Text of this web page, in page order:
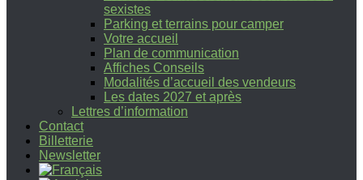
sexistes
Parking et terrains pour camper
Votre accueil
Plan de communication
Affiches Conseils
Modalités d’accueil des vendeurs
Les dates 2027 et après
Lettres d’information
Contact
Billetterie
Newsletter